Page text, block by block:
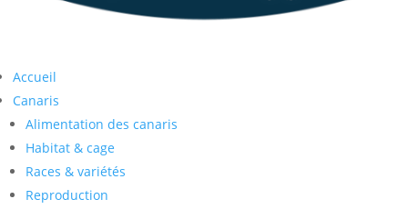
Accueil
Canaris
Alimentation des canaris
Habitat & cage
Races & variétés
Reproduction